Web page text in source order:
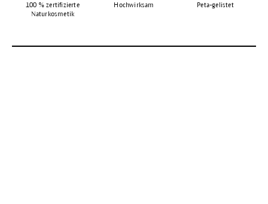
100 % zertifizierte
Naturkosmetik
Hochwirksam Peta-gelistet